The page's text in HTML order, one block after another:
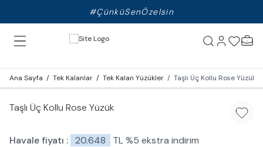
#ÇünküSenÖzelsin
Ana Sayfa / Tek Kalanlar / Tek Kalan Yüzükler / Taşlı Üç Kollu Rose Yüzük
Taşlı Üç Kollu Rose Yüzük
Havale fiyatı : 20.648 TL%5 ekstra indirim